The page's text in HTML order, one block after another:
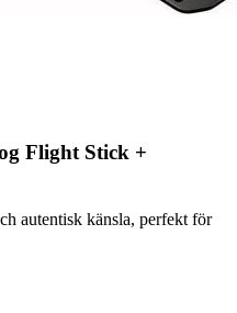
Flight Stick +
autentisk känsla, perfekt för